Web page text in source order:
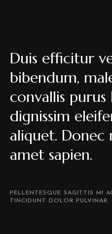
Duis efficitur
bibendum,
convallis purus
dignissim
aliquet. Donec
amet sapien.
PELLENTESQUE SAGITTIS MI
TINCIDUNT DOLOR PULVINAR.